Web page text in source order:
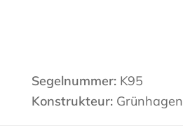
Segelnummer:K95
Konstrukteur:Grünhagen